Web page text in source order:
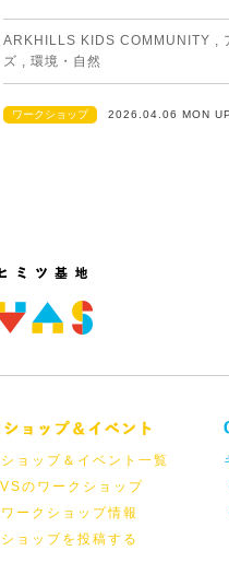
ARKHILLS KIDS COMMUNITY
ズ
環境・自然
ワークショップ 2026.04.06 MON
ョップ＆イベント一覧
のワークショップ
ークショップ情報
ョップを投稿する